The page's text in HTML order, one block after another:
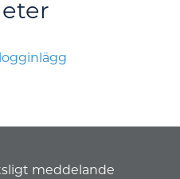
meddelande